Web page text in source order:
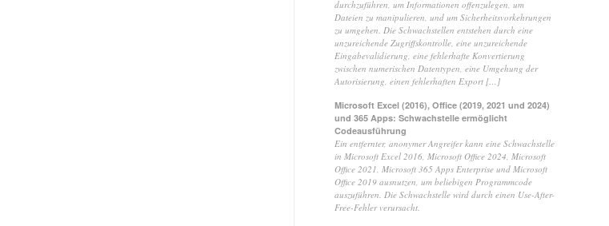
durchzuführen, um Informationen offenzulegen, um
Dateien zu manipulieren, und um Sicherheitsvorkehrungen
zu umgehen. Die Schwachstellen entstehen durch eine
unzureichende Zugriffskontrolle, eine unzureichende
Eingabevalidierung, eine fehlerhafte Konvertierung
zwischen numerischen Datentypen, eine Umgehung der
Autorisierung, einen fehlerhaften Export […]
Microsoft Excel (2016), Office (2019, 2021 und 2024)
und 365 Apps: Schwachstelle ermöglicht
Codeausführung
Ein entfernter, anonymer Angreifer kann eine Schwachstelle
in Microsoft Excel 2016, Microsoft Office 2024, Microsoft
Office 2021, Microsoft 365 Apps Enterprise und Microsoft
Office 2019 ausnutzen, um beliebigen Programmcode
auszuführen. Die Schwachstelle wird durch einen Use-After-
Free-Fehler verursacht.